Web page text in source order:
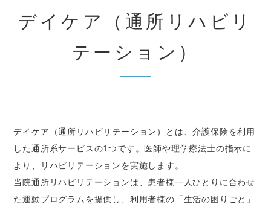
デイケア（通所リハビリ
テーション）
デイケア（通所リハビリテーション）とは、介護保険を利用
した通所系サービスの1つです。医師や理学療法士の指示に
より、リハビリテーションを実施します。
当院通所リハビリテーションは、患者様一人ひとりに合わせ
た運動プログラムを提供し、利用者様の「生活の困りごと」